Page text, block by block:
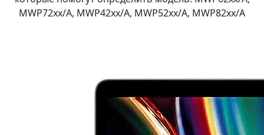
MWP72xx/A, MWP42xx/A, MWP52xx/A, MWP82xx/A